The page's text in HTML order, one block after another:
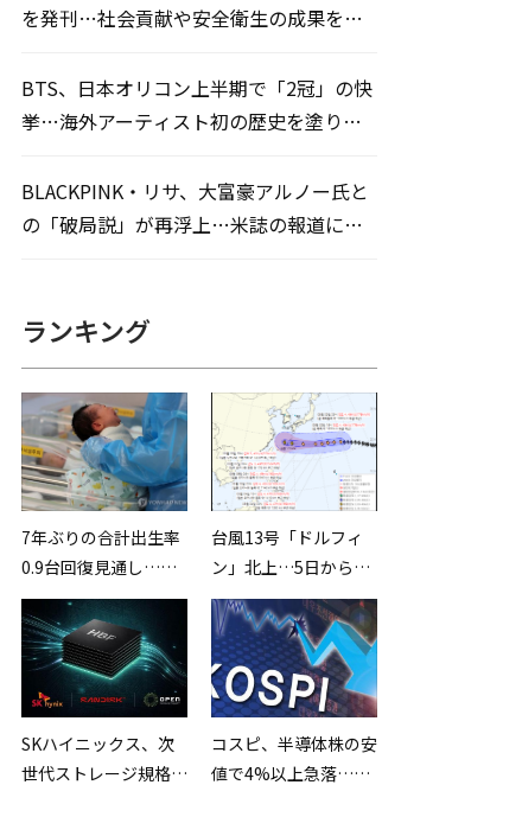
を発刊…社会貢献や安全衛生の成果を公
BTS、日本オリコン上半期で「2冠」の快
挙…海外アーティスト初の歴史を塗り替
BLACKPINK・リサ、大富豪アルノー氏と
の「破局説」が再浮上…米誌の報道にフ
ランキング
7年ぶりの合計出生率
0.9台回復見通し…進
む高齢化構造への懸念
は拭えず
台風13号「ドルフィ
ン」北上…5日から7
日頃にかけて影響が大
きくなる見込み
SKハイニックス、次
世代ストレージ規格
コスピ、半導体株の安
値で4%以上急落…